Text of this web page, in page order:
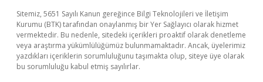
Sitemiz, 5651 Sayılı Kanun gereğince Bilgi Teknolojileri ve İletişim
Kurumu (BTK) tarafından onaylanmış bir Yer Sağlayıcı olarak hizmet
vermektedir. Bu nedenle, sitedeki içerikleri proaktif olarak denetleme
veya araştırma yükümlülüğümüz bulunmamaktadır. Ancak, üyelerimiz
yazdıkları içeriklerin sorumluluğunu taşımakta olup, siteye üye olarak
bu sorumluluğu kabul etmiş sayılırlar.